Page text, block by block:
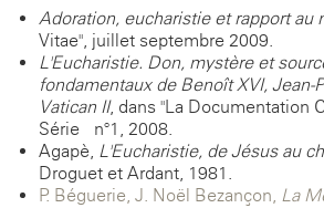
Adoration, eucharistie et rapport au
Vitae", juillet-septembre 2009.
L'Eucharistie. Don, mystère et
fondamentaux de Benoît XVI, Jean-
Vatican II, dans "La Documentation
Série n°1, 2008.
Agapè, L'Eucharistie, de Jésus au
Droguet et Ardant, 1981.
P. Béguerie, J. Noël Bezançon, La